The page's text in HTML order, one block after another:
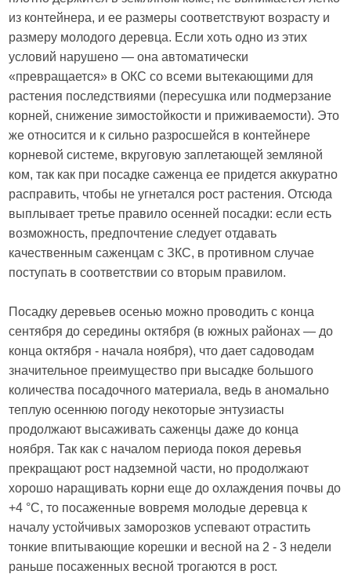
из контейнера, и ее размеры соответствуют возрасту и
размеру молодого деревца. Если хоть одно из этих
условий нарушено — она автоматически
«превращается» в ОКС со всеми вытекающими для
растения последствиями (пересушка или подмерзание
корней, снижение зимостойкости и приживаемости). Это
же относится и к сильно разросшейся в контейнере
корневой системе, вкруговую заплетающей земляной
ком, так как при посадке саженца ее придется аккуратно
расправить, чтобы не угнетался рост растения. Отсюда
выплывает третье правило осенней посадки: если есть
возможность, предпочтение следует отдавать
качественным саженцам с ЗКС, в противном случае
поступать в соответствии со вторым правилом.
Посадку деревьев осенью можно проводить с конца
сентября до середины октября (в южных районах — до
конца октября - начала ноября), что дает садоводам
значительное преимущество при высадке большого
количества посадочного материала, ведь в аномально
теплую осеннюю погоду некоторые энтузиасты
продолжают высаживать саженцы даже до конца
ноября. Так как с началом периода покоя деревья
прекращают рост надземной части, но продолжают
хорошо наращивать корни еще до охлаждения почвы до
+4 °C, то посаженные вовремя молодые деревца к
началу устойчивых заморозков успевают отрастить
тонкие впитывающие корешки и весной на 2 - 3 недели
раньше посаженных весной трогаются в рост.